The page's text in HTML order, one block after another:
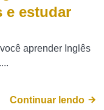
e estudar
aprender Inglês
Continuar lendo